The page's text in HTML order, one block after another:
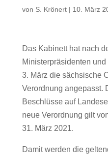
von S. Krönert| 10. März
Das Kabinett hat nach
Ministerpräsidenten
3. März die sächsische
Verordnung angepasst.
Beschlüsse auf
neue Verordnung gilt
31. März 2021.
Damit werden die